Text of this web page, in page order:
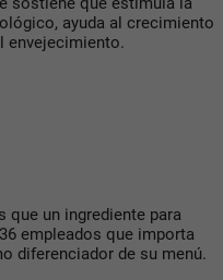
ayuda al crecimiento
envejecimiento.
que un ingrediente para
empleados que importa
diferenciador de su menú.